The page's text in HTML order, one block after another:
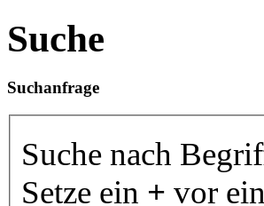
Suche
Suchanfrage
Suche nach
Setze ein + vor